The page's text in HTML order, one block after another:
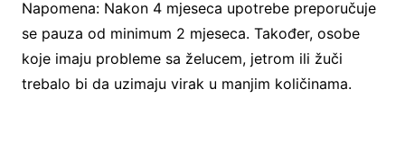
Napomena: Nakon 4 mjeseca upotrebe preporučuje
se pauza od minimum 2 mjeseca. Također, osobe
koje imaju probleme sa želucem, jetrom ili žuči
trebalo bi da uzimaju virak u manjim količinama.